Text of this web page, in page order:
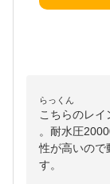
らっくん
こちらのレ
。耐水圧
性が高いので
す。